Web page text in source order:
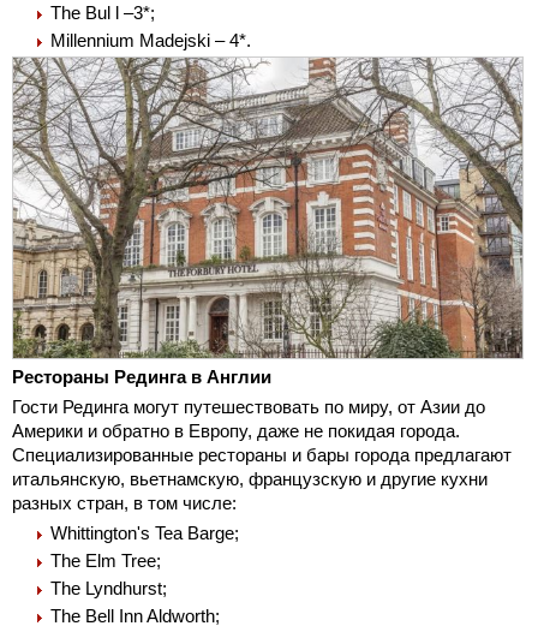
The Bul l –3*;
Millennium Madejski – 4*.
Рестораны Рединга в Англии
Гости Рединга могут путешествовать по миру, от Азии до
Америки и обратно в Европу, даже не покидая города.
Специализированные рестораны и бары города предлагают
итальянскую, вьетнамскую, французскую и другие кухни
разных стран, в том числе:
Whittington's Tea Barge;
The Elm Tree;
The Lyndhurst;
The Bell Inn Aldworth;